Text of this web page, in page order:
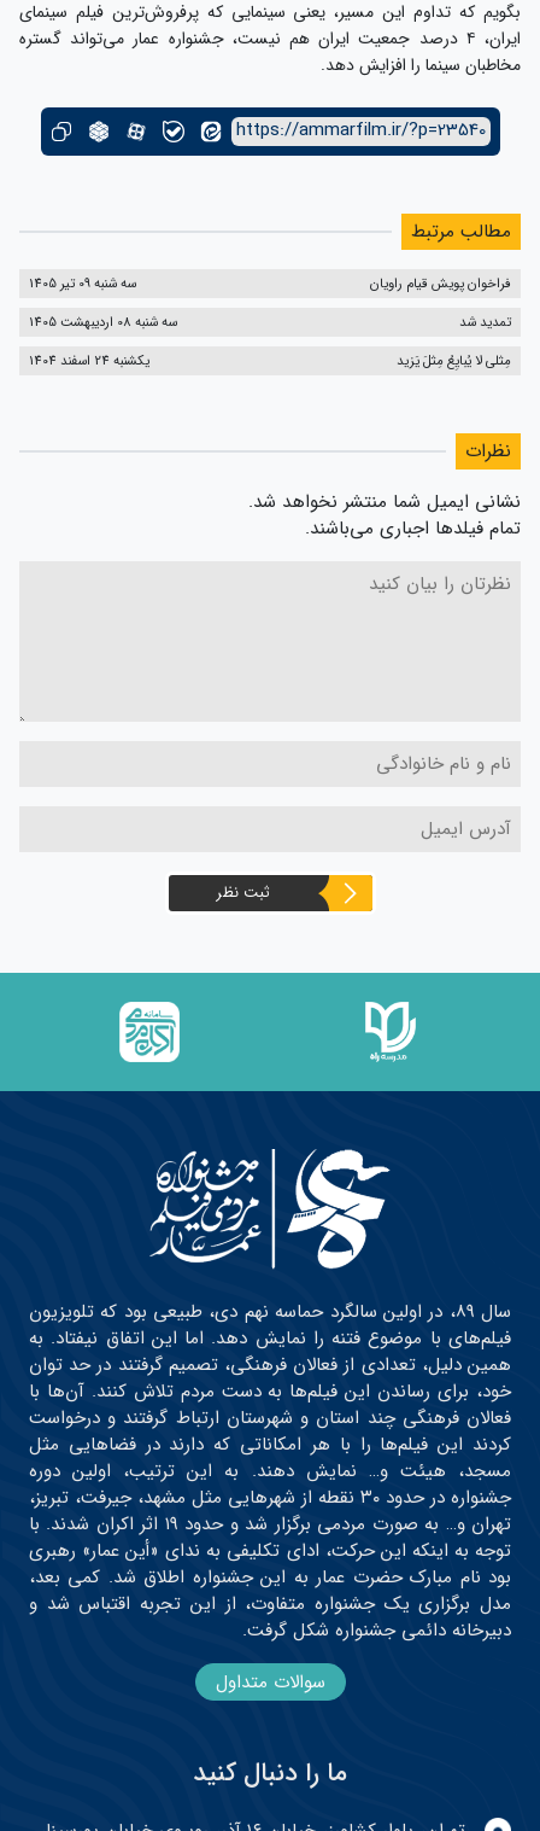
بگویم که تداوم این مسیر، یعنی سینمایی که پرفروش‌ترین فیلم سینمای
ایران، ۴ درصد جمعیت ایران هم نیست، جشنواره عمار می‌تواند گستره
مخاطبان سینما را افزایش دهد.
https://ammarfilm.ir/?p=23540
مطالب مرتبط
فراخوان پویش قیام راویان
سه شنبه 09 تیر 1405
تمدید شد
سه شنبه 08 اردیبهشت 1405
مِثلی لا یُبایِعُ مِثلَ یَزید
یکشنبه 24 اسفند 1404
نظرات
نشانی ایمیل شما منتشر نخواهد شد.
تمام فیلدها اجباری می‌باشند.
ثبت نظر
سال ۸۹، در اولین سالگرد حماسه نهم دی، طبیعی بود که تلویزیون
فیلم‌های با موضوع فتنه را نمایش دهد. اما این اتفاق نیفتاد. به
همین دلیل، تعدادی از فعالان فرهنگی، تصمیم گرفتند در حد توان
خود، برای رساندن این فیلم‌ها به دست مردم تلاش کنند. آن‌ها با
فعالان فرهنگی چند استان و شهرستان ارتباط گرفتند و درخواست
کردند این فیلم‌ها را با هر امکاناتی که دارند در فضاهایی مثل
مسجد، هیئت و… نمایش دهند. به این ترتیب، اولین دوره
جشنواره در حدود ۳۰ نقطه از شهرهایی مثل مشهد، جیرفت، تبریز،
تهران و… به صورت مردمی برگزار شد و حدود ۱۹ اثر اکران شدند. با
توجه به اینکه این حرکت، ادای تکلیفی به ندای «أین عمار» رهبری
بود نام مبارک حضرت عمار به این جشنواره اطلاق شد. کمی بعد،
مدل برگزاری یک جشنواره متفاوت، از این تجربه اقتباس شد و
دبیرخانه دائمی جشنواره شکل گرفت.
سوالات متداول
ما را دنبال کنید